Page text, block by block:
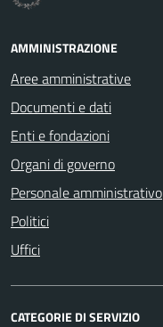
AMMINISTRAZIONE
Aree amministrative
Documenti e dati
Enti e fondazioni
Organi di governo
Personale amministrativo
Politici
Uffici
CATEGORIE DI SERVIZIO